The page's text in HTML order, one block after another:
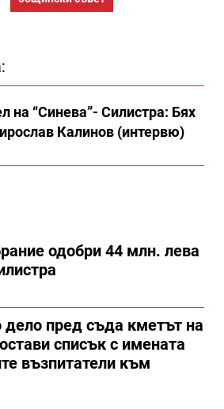
на “Синева”- Силистра: Бях
Калинов (интервю)
одобри 44 млн. лева
пред съда кметът на
списък с имената
възпитатели към